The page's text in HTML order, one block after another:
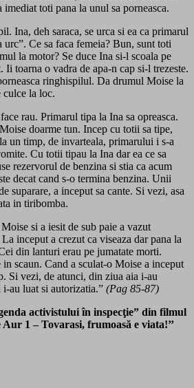
toti pana la unul sa porneasca.
Ina, deh saraca, se urca si ea ca primarul
urc”. Ce sa faca femeia? Bun, sunt toti
la motor? Se duce Ina si-l scoala pe
Ii toarna o vadra de apa-n cap si-l trezeste.
ringhispilul. Da drumul Moise la
culce la loc.
rau. Primarul tipa la Ina sa opreasca.
doarme tun. Incep cu totii sa tipe,
un timp, de invarteala, primarului i s-a
Cu totii tipau la Ina dar ea ce sa
rezervorul de benzina si stia ca acum
decat cand s-o termina benzina. Unii
suparare, a inceput sa cante. Si vezi, asa
in tiribomba.
si a iesit de sub paie a vazut
inceput a crezut ca viseaza dar pana la
din lanturi erau pe jumatate morti.
scaun. Cand a sculat-o Moise a inceput
Si vezi, de atunci, din ziua aia i-au
au luat si autorizatia.” (Pag 85-87)
activistului în inspecţie” din filmul
1 – Tovarasi, frumoasă e viata!’’